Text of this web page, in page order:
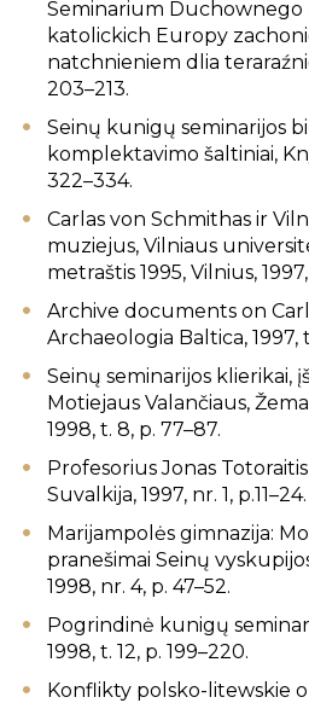
Seminarium
katolickich Europy
natchnieniem dlia
203–213.
Seinų kunigų seminarijos
komplektavimo šaltiniai,
322–334.
Carlas von Schmithas ir
muziejus, Vilniaus
metraštis 1995, Vilnius,
Archive documents on
Archaeologia Baltica, 1997,
Seinų seminarijos klierikai,
Motiejaus Valančiaus,
1998, t. 8, p. 77–87.
Profesorius Jonas
Suvalkija, 1997, nr. 1, p.11–24.
Marijampolės gimnazija:
pranešimai Seinų
1998, nr. 4, p. 47–52.
Pogrindinė kunigų
1998, t. 12, p. 199–220.
Konflikty polsko-litewskie